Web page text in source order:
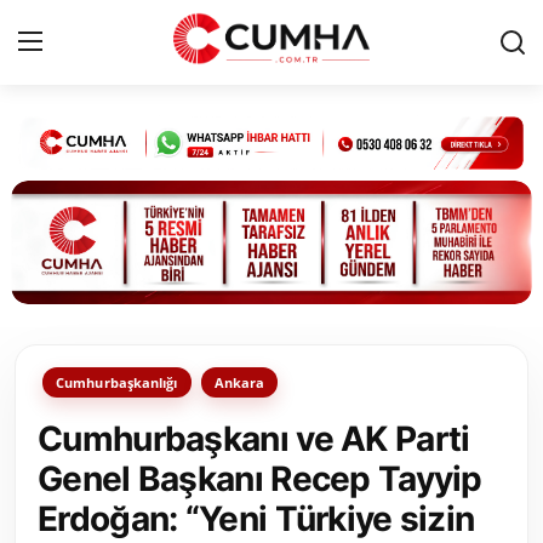
Kurumsal
Cumhurbaşkanlığı
Bakanlıklar
Siyasi Partiler
Yerel Yönetimler
Mülki İdare
Cumhurbaşkanlığı Ankara
Cumhurbaşkanı ve AK Parti
Genel Başkanı Recep Tayyip
Erdoğan: “Yeni Türkiye sizin